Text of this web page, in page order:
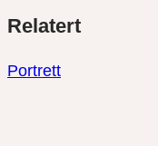
link
på
på
Relatert
Portrett